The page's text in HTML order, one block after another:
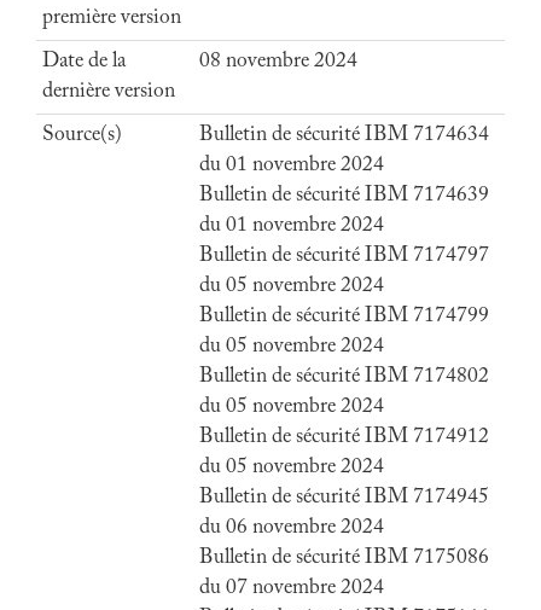
première version
Date de la
dernière version
08 novembre 2024
Source(s)
Bulletin de sécurité IBM 7174634
du 01 novembre 2024
Bulletin de sécurité IBM 7174639
du 01 novembre 2024
Bulletin de sécurité IBM 7174797
du 05 novembre 2024
Bulletin de sécurité IBM 7174799
du 05 novembre 2024
Bulletin de sécurité IBM 7174802
du 05 novembre 2024
Bulletin de sécurité IBM 7174912
du 05 novembre 2024
Bulletin de sécurité IBM 7174945
du 06 novembre 2024
Bulletin de sécurité IBM 7175086
du 07 novembre 2024